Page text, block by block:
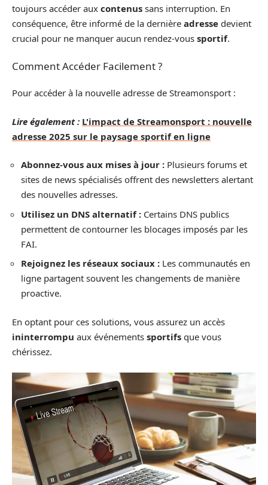
toujours accéder aux contenus sans interruption. En
conséquence, être informé de la dernière adresse devient
crucial pour ne manquer aucun rendez-vous sportif.
Comment Accéder Facilement ?
Pour accéder à la nouvelle adresse de Streamonsport :
Lire également : L'impact de Streamonsport : nouvelle
adresse 2025 sur le paysage sportif en ligne
Abonnez-vous aux mises à jour : Plusieurs forums et
sites de news spécialisés offrent des newsletters alertant
des nouvelles adresses.
Utilisez un DNS alternatif : Certains DNS publics
permettent de contourner les blocages imposés par les
FAI.
Rejoignez les réseaux sociaux : Les communautés en
ligne partagent souvent les changements de manière
proactive.
En optant pour ces solutions, vous assurez un accès
ininterrompu aux événements sportifs que vous
chérissez.